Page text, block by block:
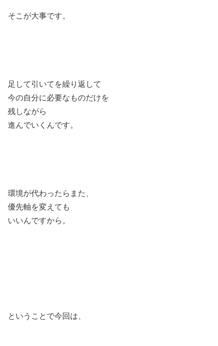
そこが大事です。
足して引いてを繰り返して
今の自分に必要なものだけを
残しながら
進んでいくんです。
環境が代わったらまた、
優先軸を変えても
いいんですから。
ということで今回は、